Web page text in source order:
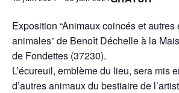
Exposition “Animaux coincés et
animales” de Benoît Déchelle à la
de Fondettes (37230).
L’écureuil, emblème du lieu, sera mis
d’autres animaux du bestiaire de